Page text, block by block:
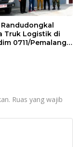
Randudongkal
Truk Logistik di
0711/Pemalang
Ruas yang wajib